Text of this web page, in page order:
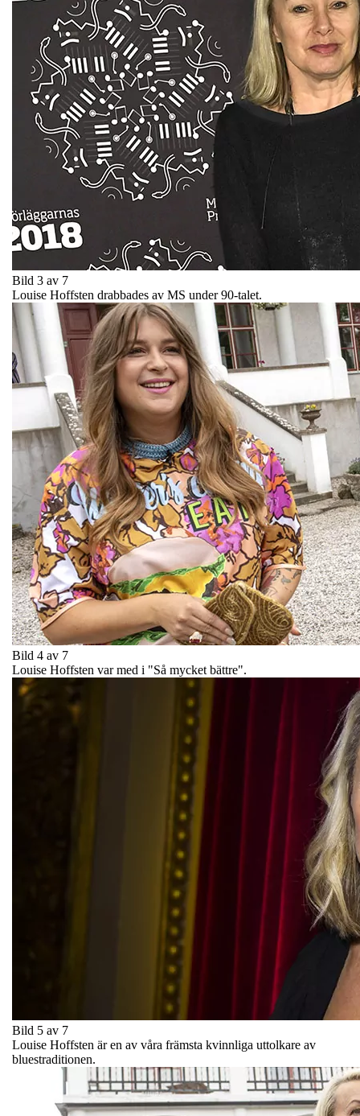
Bild 3 av 7
Louise Hoffsten drabbades av MS under 90-talet.
Bild 4 av 7
Louise Hoffsten var med i "Så mycket bättre".
Bild 5 av 7
Louise Hoffsten är en av våra främsta kvinnliga uttolkare av
bluestraditionen.